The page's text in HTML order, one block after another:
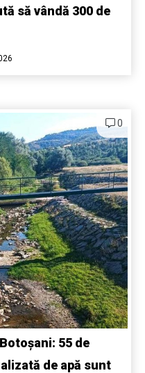
să vândă 300 de
0
55 de
de apă sunt